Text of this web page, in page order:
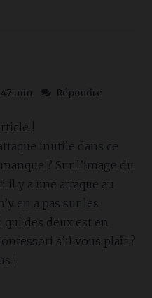
47 min Répondre
!
inutile dans ce
? Sur l’image du
y a une attaque au
en a pas sur les
des deux est en
s’il vous plaît ?
!